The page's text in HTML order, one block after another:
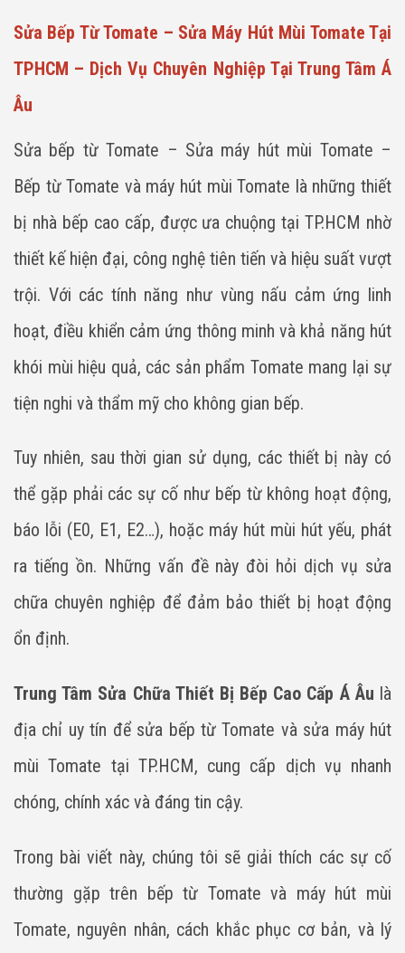
Sửa Bếp Từ Tomate – Sửa Máy Hút Mùi Tomate Tại
TPHCM – Dịch Vụ Chuyên Nghiệp Tại Trung Tâm Á
Âu
Sửa bếp từ Tomate – Sửa máy hút mùi Tomate –
Bếp từ Tomate và máy hút mùi Tomate là những thiết
bị nhà bếp cao cấp, được ưa chuộng tại TP.HCM nhờ
thiết kế hiện đại, công nghệ tiên tiến và hiệu suất vượt
trội. Với các tính năng như vùng nấu cảm ứng linh
hoạt, điều khiển cảm ứng thông minh và khả năng hút
khói mùi hiệu quả, các sản phẩm Tomate mang lại sự
tiện nghi và thẩm mỹ cho không gian bếp.
Tuy nhiên, sau thời gian sử dụng, các thiết bị này có
thể gặp phải các sự cố như bếp từ không hoạt động,
báo lỗi (E0, E1, E2…), hoặc máy hút mùi hút yếu, phát
ra tiếng ồn. Những vấn đề này đòi hỏi dịch vụ sửa
chữa chuyên nghiệp để đảm bảo thiết bị hoạt động
ổn định.
Trung Tâm Sửa Chữa Thiết Bị Bếp Cao Cấp Á Âu là
địa chỉ uy tín để sửa bếp từ Tomate và sửa máy hút
mùi Tomate tại TP.HCM, cung cấp dịch vụ nhanh
chóng, chính xác và đáng tin cậy.
Trong bài viết này, chúng tôi sẽ giải thích các sự cố
thường gặp trên bếp từ Tomate và máy hút mùi
Tomate, nguyên nhân, cách khắc phục cơ bản, và lý